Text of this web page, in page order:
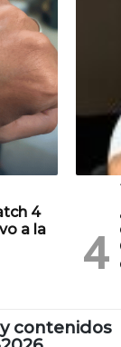
4
a la
contenidos